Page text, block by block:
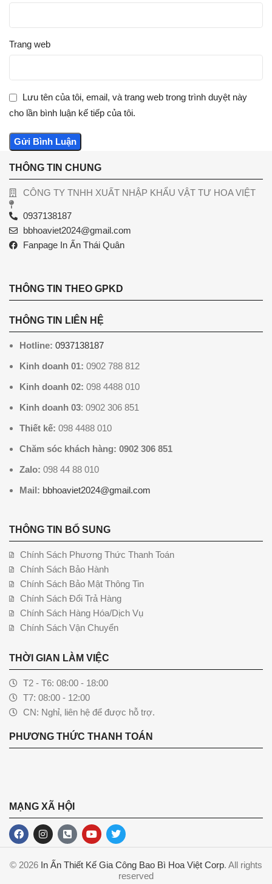
Trang web
Lưu tên của tôi, email, và trang web trong trình duyệt này
cho lần bình luận kế tiếp của tôi.
THÔNG TIN CHUNG
CÔNG TY TNHH XUẤT NHẬP KHẨU VẬT TƯ HOA VIỆT
0937138187
bbhoaviet2024@gmail.com
Fanpage In Ấn Thái Quân
THÔNG TIN THEO GPKD
THÔNG TIN LIÊN HỆ
Hotline: 0937138187
Kinh doanh 01: 0902 788 812
Kinh doanh 02: 098 4488 010
Kinh doanh 03: 0902 306 851
Thiết kế: 098 4488 010
Chăm sóc khách hàng: 0902 306 851
Zalo: 098 44 88 010
Mail: bbhoaviet2024@gmail.com
THÔNG TIN BỔ SUNG
Chính Sách Phương Thức Thanh Toán
Chính Sách Bảo Hành
Chính Sách Bảo Mật Thông Tin
Chính Sách Đổi Trả Hàng
Chính Sách Hàng Hóa/Dịch Vụ
Chính Sách Vận Chuyển
THỜI GIAN LÀM VIỆC
T2 - T6: 08:00 - 18:00
T7: 08:00 - 12:00
CN: Nghỉ, liên hệ để được hỗ trợ.
PHƯƠNG THỨC THANH TOÁN
MẠNG XÃ HỘI
© 2026 In Ấn Thiết Kế Gia Công Bao Bì Hoa Việt Corp. All rights
reserved